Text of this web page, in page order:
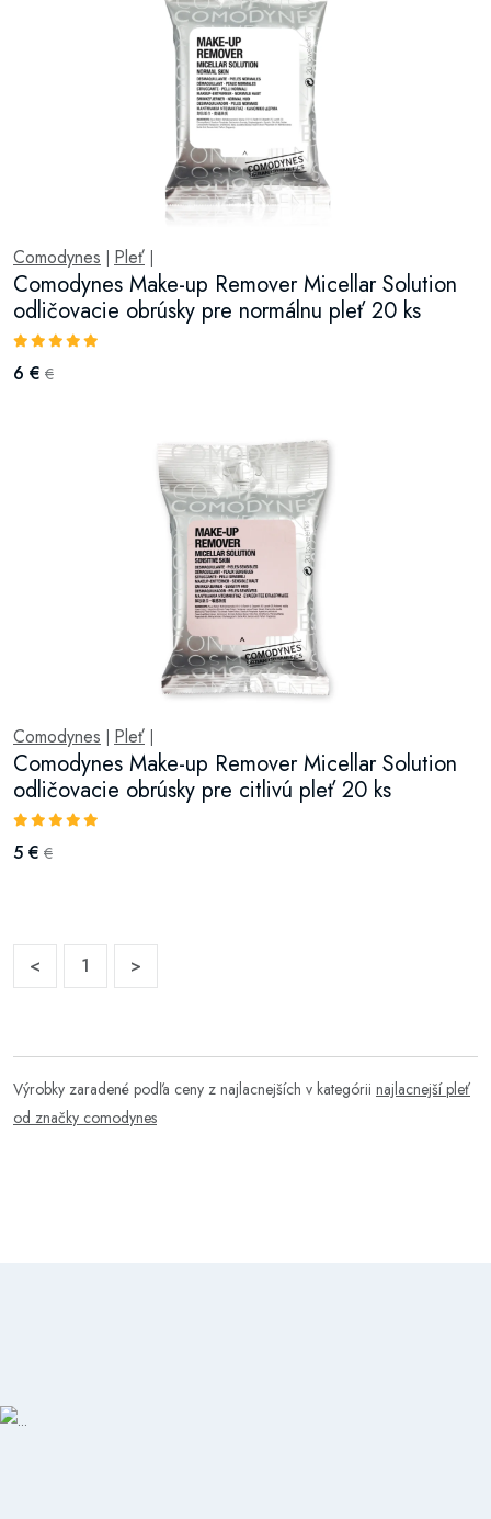
Comodynes Pleť
Comodynes Make-up Remover Micellar Solution
odličovacie obrúsky pre normálnu pleť 20 ks
6 € €
Comodynes Pleť
Comodynes Make-up Remover Micellar Solution
odličovacie obrúsky pre citlivú pleť 20 ks
5 € €
< 1 >
Výrobky zaradené podľa ceny z najlacnejších v kategórii najlacnejší pleť
od značky comodynes